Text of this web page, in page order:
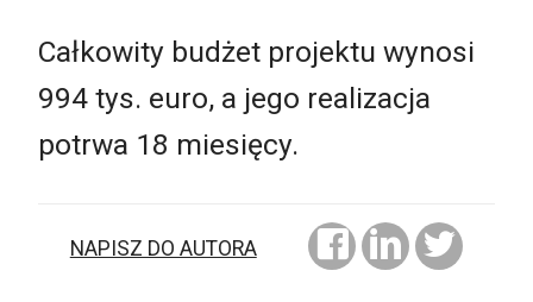
Całkowity budżet projektu wynosi
994 tys. euro, a jego realizacja
potrwa 18 miesięcy.
NAPISZ DO AUTORA